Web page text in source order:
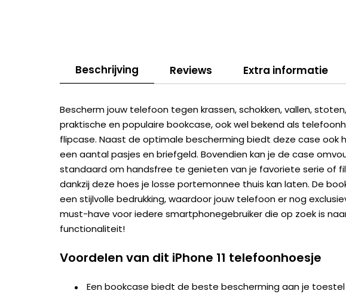
Beschrijving Reviews Extra informatie
Bescherm jouw telefoon tegen krassen, schokken, vallen,
praktische en populaire bookcase, ook wel bekend als
flipcase. Naast de optimale bescherming biedt deze case ook
een aantal pasjes en briefgeld. Bovendien kan je de case
standaard om handsfree te genieten van je favoriete serie of
dankzij deze hoes je losse portemonnee thuis kan laten. De
een stijlvolle bedrukking, waardoor jouw telefoon er nog
must-have voor iedere smartphonegebruiker die op zoek is
functionaliteit!
Voordelen van dit iPhone 11 telefoonhoesje
Een bookcase biedt de beste bescherming aan je toestel